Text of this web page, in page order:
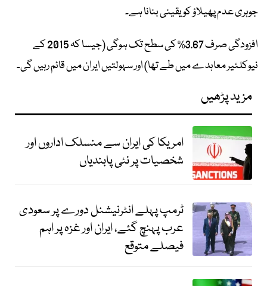
جوہری عدم پھیلاؤ کو یقینی بنانا ہے۔
افزودگی صرف 3.67% کی سطح تک ہوگی (جیسا کہ 2015 کے
نیوکلئیر معاہدے میں طے تھا) اور سہولتیں ایران میں قائم رہیں گی۔
مزید پڑھیں
امریکا کی ایران سے منسلک اداروں اور
شخصیات پر نئی پابندیاں
ٹرمپ پہلے انٹرنیشنل دورے پر سعودی
عرب پہنچ گئے، ایران اور غزہ پر اہم
فیصلے متوقع